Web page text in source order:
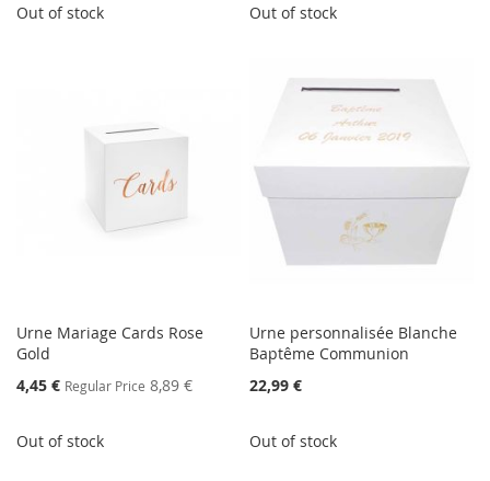
Out of stock Out of stock
Urne Mariage Cards Rose
Gold
Special
4,45 € Regular Price 8,89 €
Out of stock
Urne personnalisée Blanche
Baptême Communion
22,99 €
Out of stock